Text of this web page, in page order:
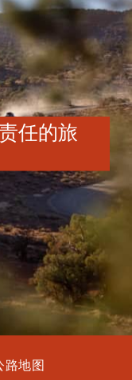
任的旅
路地图